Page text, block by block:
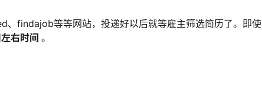
、findajob等等网站，投递好以后就等雇主筛选简历了。即使
右时间 。